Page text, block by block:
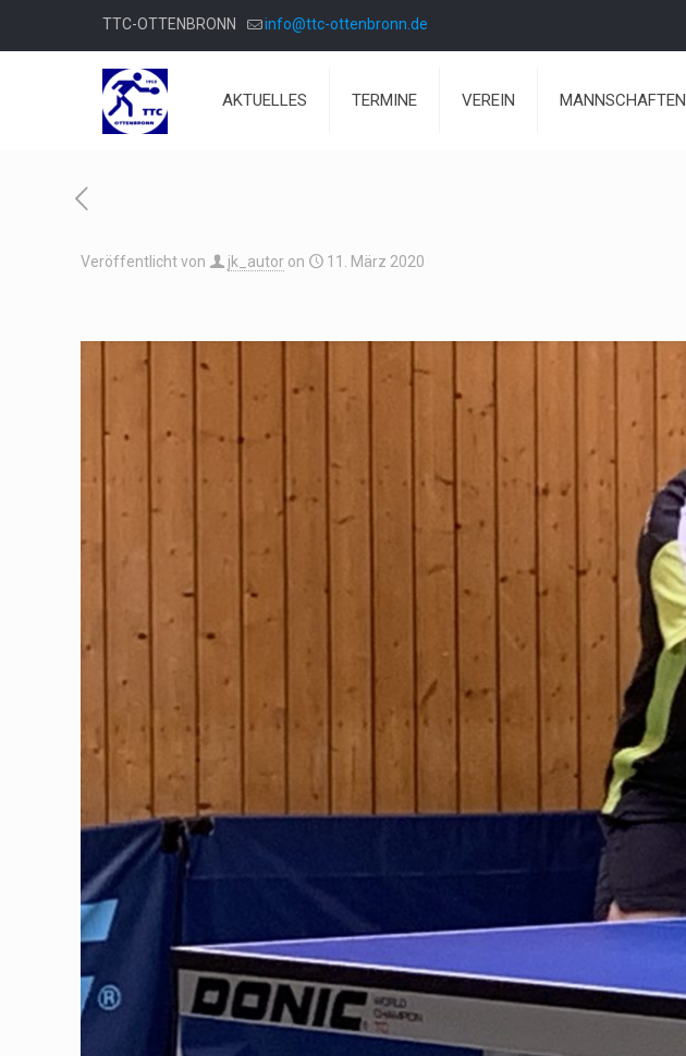
TTC-OTTENBRONN info@ttc-ottenbronn.de
AKTUELLES TERMINE VEREIN MANNSCHAFTEN
Veröffentlicht von jk_autor on 11. März 2020